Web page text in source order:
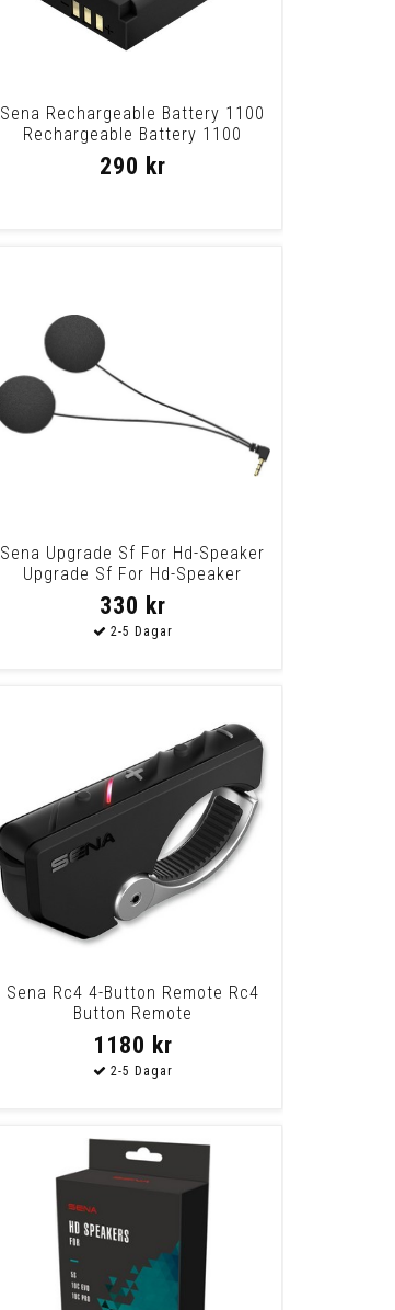
Sena Rechargeable Battery 1100
Rechargeable Battery 1100
290 kr
Sena Upgrade Sf For Hd-Speaker
Upgrade Sf For Hd-Speaker
330 kr
Sena Rc4 4-Button Remote Rc4
Button Remote
1180 kr